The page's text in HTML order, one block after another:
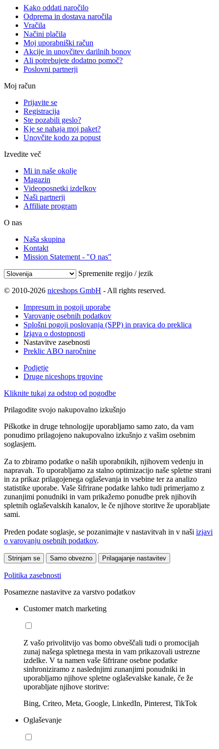
Kako oddati naročilo
Odprema in dostava naročila
Vračila
Načini plačila
Moj uporabniški račun
Akcije in unovčitev darilnih bonov
Ali potrebujete dodatno pomoč?
Poslovni partnerji
Moj račun
Prijavite se
Registracija
Ste pozabili geslo?
Kje se nahaja moj paket?
Unovčite kodo za popust
Izvedite več
Mi in naše okolje
Magazin
Videoposnetki izdelkov
Naši partnerji
Affiliate program
O nas
Naša skupina
Kontakt
Mission Statement - "O nas"
Spremenite regijo / jezik
© 2010-2026 niceshops GmbH - All rights reserved.
Impresum in pogoji uporabe
Varovanje osebnih podatkov
Splošni pogoji poslovanja (SPP) in pravica do preklica
Izjava o dostopnosti
Nastavitve zasebnosti
Preklic ABO naročnine
Podjetje
Druge niceshops trgovine
Kliknite tukaj za odstop od pogodbe
Prilagodite svojo nakupovalno izkušnjo
Piškotke in druge tehnologije uporabljamo samo zato, da vam
ponudimo prilagojeno nakupovalno izkušnjo z vašim osebnim
soglasjem.
Za to zbiramo podatke o naših uporabnikih, njihovem vedenju in
napravah. To uporabljamo za stalno optimizacijo naše spletne strani
in za prikaz prilagojenega oglaševanja in vsebine ter za analizo
statistike uporabe. Vaše šifrirane podatke lahko tudi primerjamo z
zunanjimi ponudniki in vam prikažemo ponudbe prek njihovih
spletnih oglaševalskih kanalov, le če njihove storitve že uporabljate
sami.
Preden podate soglasje, se pozanimajte v nastavitvah in v naši izjavi
o varovanju osebnih podatkov.
Strinjam se Samo obvezno Prilagajanje nastavitev
Politika zasebnosti
Posamezne nastavitve za varstvo podatkov
Customer match marketing
Z vašo privolitvijo vas bomo obveščali tudi o promocijah
zunaj našega spletnega mesta in vam prikazovali ustrezne
izdelke. V ta namen vaše šifrirane osebne podatke
sinhroniziramo z naslednjimi zunanjimi ponudniki in
uporabljamo njihove spletne oglaševalske kanale, če že
uporabljate njihove storitve:
Bing, Criteo, Meta, Google, LinkedIn, Pinterest, TikTok
Oglaševanje